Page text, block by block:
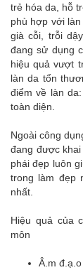
trẻ hóa da, hỗ
phù hợp với
già cỗi, trỗi
đang sử dụng
hiệu quả vượt
làn da tổn
điểm về làn
toàn diện.
Ngoài công
đang được
phái đẹp luôn
trong làm đẹp
nhất.
Hiệu quả của
môn
Â.m